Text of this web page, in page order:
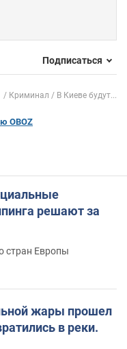
Подписаться
Криминал В Киеве будут...
OBOZ
решают за
стран Европы
жары прошел
в реки.